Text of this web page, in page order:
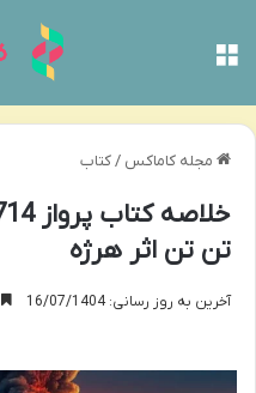
مجله کاماکس /کتاب
تن تن اثر هرژه
آخرین به روز رسانی: 16/07/1404